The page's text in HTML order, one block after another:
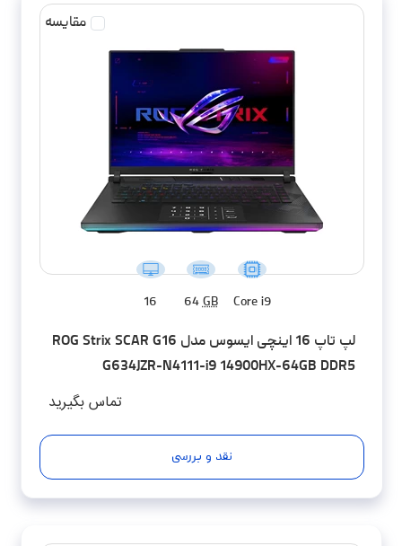
مقایسه
Core i9
64 GB
16
لپ تاپ 16 اینچی ایسوس مدل ROG Strix SCAR G16
G634JZR-N4111-i9 14900HX-64GB DDR5
تماس بگیرید
نقد و بررسی